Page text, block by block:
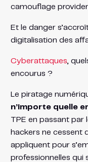
camouflage
Et le danger
digitalisation des
Cyberattaques ,
encourus ?
Le piratage
n’importe quelle
TPE en passant par
hackers ne cessent
appliquent pour
professionnelles qui